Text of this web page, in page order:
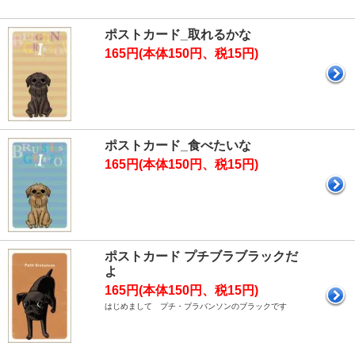
ポストカード_取れるかな
165円(本体150円、税15円)
ポストカード_食べたいな
165円(本体150円、税15円)
ポストカード プチブラブラックだ
よ
165円(本体150円、税15円)
はじめまして プチ・ブラバンソンのブラックです